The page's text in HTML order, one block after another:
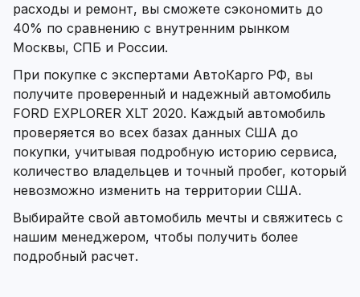
расходы и ремонт, вы сможете сэкономить до
40% по сравнению с внутренним рынком
Москвы, СПБ и России.
При покупке с экспертами АвтоКарго РФ, вы
получите проверенный и надежный автомобиль
FORD EXPLORER XLT 2020. Каждый автомобиль
проверяется во всех базах данных США до
покупки, учитывая подробную историю сервиса,
количество владельцев и точный пробег, который
невозможно изменить на территории США.
Выбирайте свой автомобиль мечты и свяжитесь с
нашим менеджером, чтобы получить более
подробный расчет.